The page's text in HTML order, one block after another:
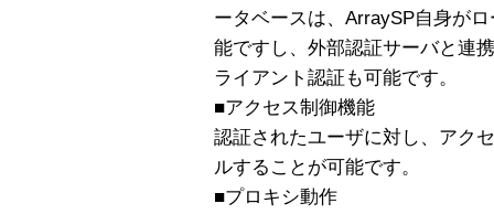
ータベースは、ArraySP自身が
能ですし、外部認証サーバと連
ライアント認証も可能です。
■アクセス制御機能
認証されたユーザに対し、アク
ルすることが可能です。
■プロキシ動作